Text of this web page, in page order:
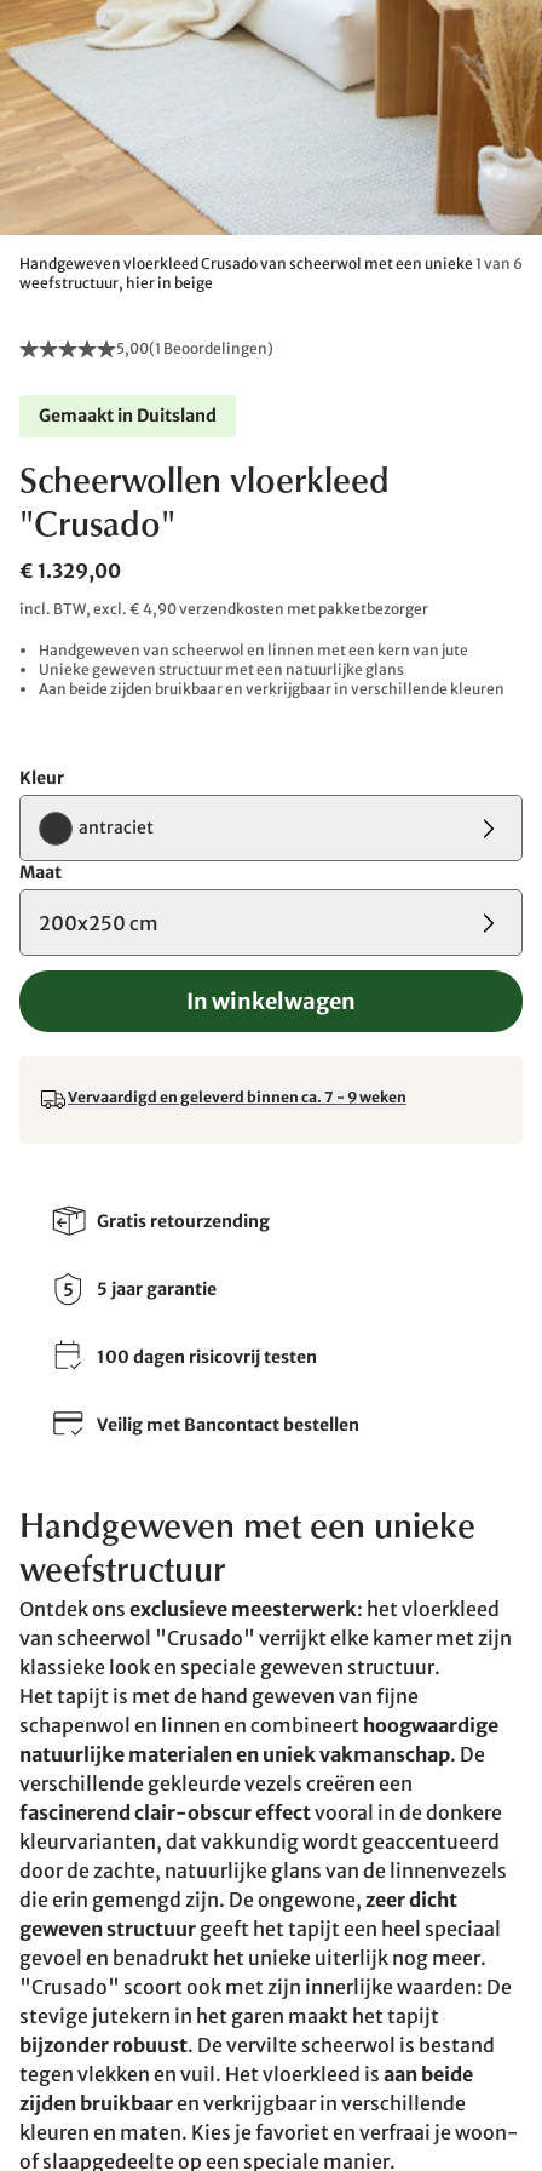
Handgeweven vloerkleed Crusado van scheerwol met een unieke
weefstructuur, hier in beige
1 van 6
5,00(1 Beoordelingen)
Gemaakt in Duitsland
Scheerwollen vloerkleed
"Crusado"
€ 1.329,00
incl. BTW, excl. € 4,90 verzendkosten met pakketbezorger
Handgeweven van scheerwol en linnen met een kern van jute
Unieke geweven structuur met een natuurlijke glans
Aan beide zijden bruikbaar en verkrijgbaar in verschillende kleuren
Kleur
antraciet
Maat
200x250 cm
In winkelwagen
Vervaardigd en geleverd binnen ca. 7 - 9 weken
Gratis retourzending
5 jaar garantie
100 dagen risicovrij testen
Veilig met Bancontact bestellen
Handgeweven met een unieke
weefstructuur
Ontdek ons exclusieve meesterwerk: het vloerkleed
van scheerwol "Crusado" verrijkt elke kamer met zijn
klassieke look en speciale geweven structuur.
Het tapijt is met de hand geweven van fijne
schapenwol en linnen en combineert hoogwaardige
natuurlijke materialen en uniek vakmanschap. De
verschillende gekleurde vezels creëren een
fascinerend clair-obscur effectvooral in de donkere
kleurvarianten, dat vakkundig wordt geaccentueerd
door de zachte, natuurlijke glans van de linnenvezels
die erin gemengd zijn. De ongewone, zeer dicht
geweven structuur geeft het tapijt een heel speciaal
gevoel en benadrukt het unieke uiterlijk nog meer.
"Crusado" scoort ook met zijn innerlijke waarden: De
stevige jutekern in het garen maakt het tapijt
bijzonder robuust. De vervilte scheerwol is bestand
tegen vlekken en vuil. Het vloerkleed is aan beide
zijden bruikbaaren verkrijgbaar in verschillende
kleuren en maten. Kies je favoriet en verfraai je woon-
of slaapgedeelte op een speciale manier.